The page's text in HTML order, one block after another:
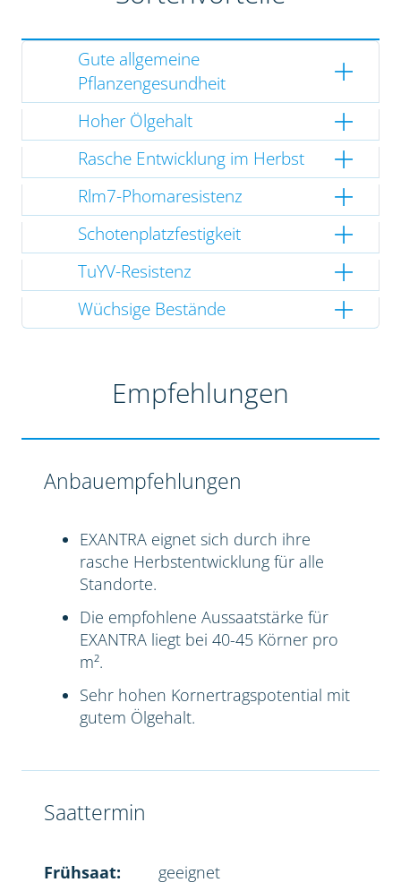
Gute allgemeine
Pflanzengesundheit
Hoher Ölgehalt
Rasche Entwicklung im Herbst
Rlm7-Phomaresistenz
Schotenplatzfestigkeit
TuYV-Resistenz
Wüchsige Bestände
Empfehlungen
Anbauempfehlungen
EXANTRA eignet sich durch ihre
rasche Herbstentwicklung für alle
Standorte.
Die empfohlene Aussaatstärke für
EXANTRA liegt bei 40-45 Körner pro
m².
Sehr hohen Kornertragspotential mit
gutem Ölgehalt.
Saattermin
Frühsaat:
geeignet